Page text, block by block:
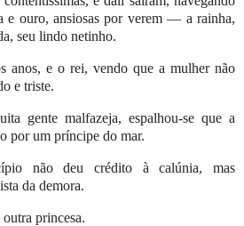
e ouro, ansiosas por verem — a rainha,
seu lindo netinho.
anos, e o rei, vendo que a mulher não
e triste.
gente malfazeja, espalhou-se que a
por um príncipe do mar.
não deu crédito à calúnia, mas
da demora.
princesa.